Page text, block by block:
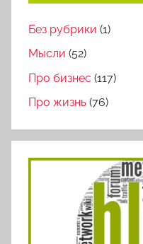
Без рубрики (1)
Мысли (52)
Про бизнес (117)
Про жизнь (76)